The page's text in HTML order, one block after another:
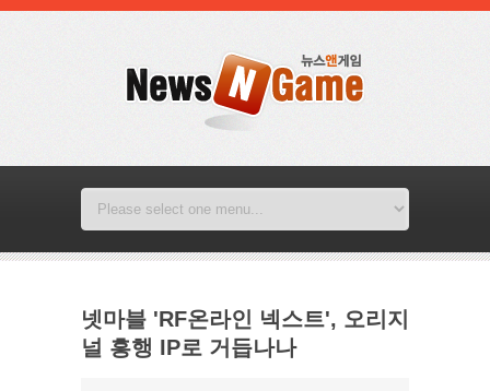
넷마블 'RF온라인 넥스트', 오리지
널 흥행 IP로 거듭나나